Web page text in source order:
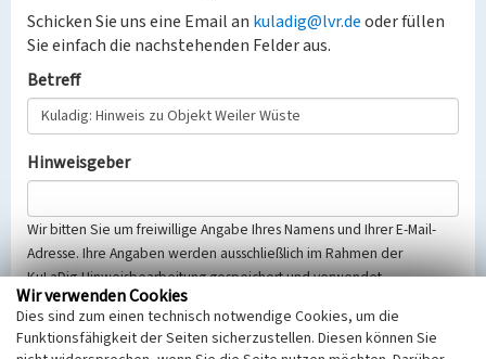
Schicken Sie uns eine Email an kuladig@lvr.deoder füllen
Sie einfach die nachstehenden Felder aus.
Betreff
Hinweisgeber
Wir bitten Sie um freiwillige Angabe Ihres Namens und Ihrer E-Mail-
Adresse. Ihre Angaben werden ausschließlich im Rahmen der
KuLaDig-Hinweisbearbeitung gespeichert und verwendet.
Selbstverständlich werden diese entsprechend der Vorschriften des
Telemediengesetzes, des Datenschutzgesetzes NRW und der seit
dem 25.05.2018 gültigen Europäischen Datenschutzgrundverordnung
Wir verwenden Cookies
Dies sind zum einen technisch notwendige Cookies, um die
Funktionsfähigkeit der Seiten sicherzustellen. Diesen können Sie